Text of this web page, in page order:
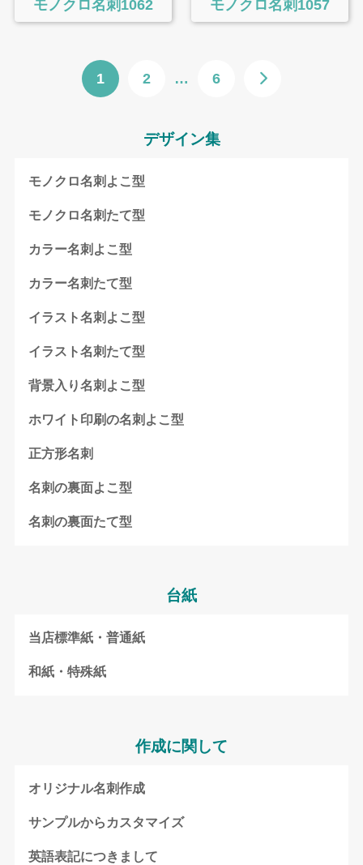
モノクロ名刺1062 モノクロ名刺1057
1 2 … 6
デザイン集
モノクロ名刺よこ型
モノクロ名刺たて型
カラー名刺よこ型
カラー名刺たて型
イラスト名刺よこ型
イラスト名刺たて型
背景入り名刺よこ型
ホワイト印刷の名刺よこ型
正方形名刺
名刺の裏面よこ型
名刺の裏面たて型
台紙
当店標準紙・普通紙
和紙・特殊紙
作成に関して
オリジナル名刺作成
サンプルからカスタマイズ
英語表記につきまして